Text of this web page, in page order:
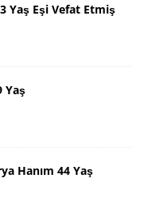
Yaş Eşi Vefat Etmiş
Yaş
Hanım 44 Yaş